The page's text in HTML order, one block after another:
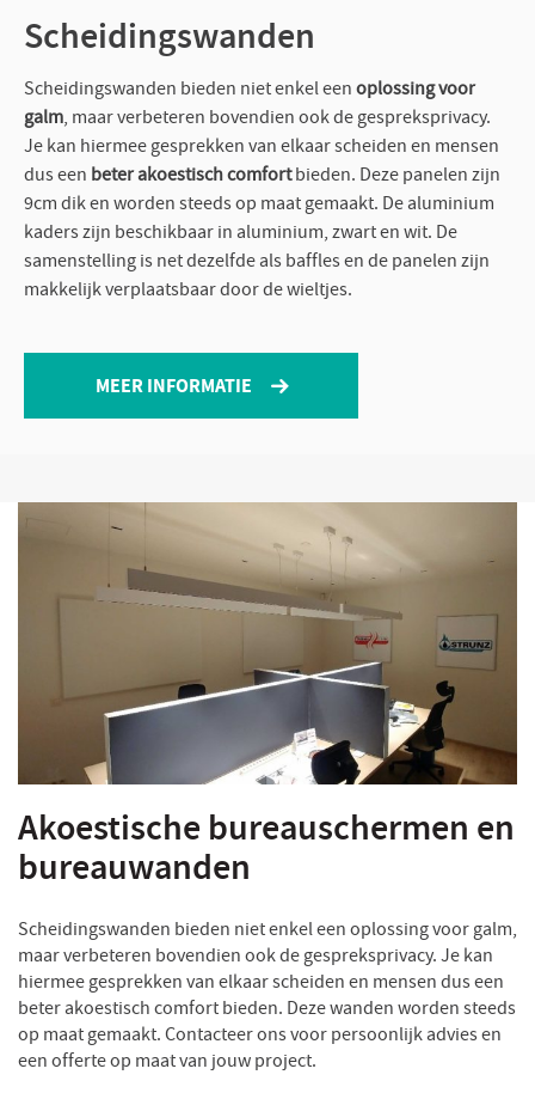
Scheidingswanden
Scheidingswanden bieden niet enkel eenoplossing voor
galm, maar verbeteren bovendien ook de gespreksprivacy.
Je kan hiermee gesprekken van elkaar scheiden en mensen
dus een beter akoestisch comfortbieden. Deze panelen zijn
9cm dik en worden steeds op maat gemaakt. De aluminium
kaders zijn beschikbaar in aluminium, zwart en wit. De
samenstelling is net dezelfde als baffles en de panelen zijn
makkelijk verplaatsbaar door de wieltjes.
MEER INFORMATIE
Akoestische bureauschermen en
bureauwanden
Scheidingswanden bieden niet enkel een oplossing voor galm,
maar verbeteren bovendien ook de gespreksprivacy. Je kan
hiermee gesprekken van elkaar scheiden en mensen dus een
beter akoestisch comfort bieden. Deze wanden worden steeds
op maat gemaakt. Contacteer ons voor persoonlijk advies en
een offerte op maat van jouw project.